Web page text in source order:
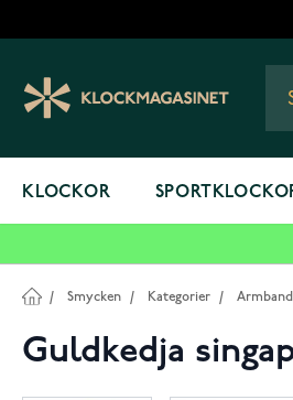
KLOCKOR
/ Smycken / Kategorier / Armband
Guldkedja